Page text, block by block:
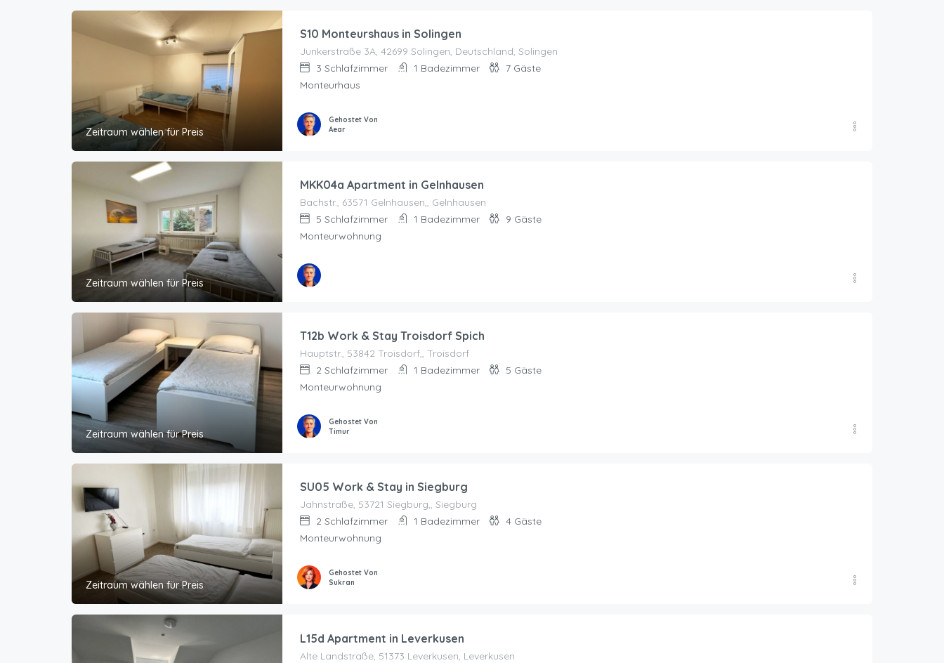
Zeitraum wählen für Preis
S10 Monteurshaus in Solingen
Junkerstraße 3A, 42699 Solingen, Deutschland, Solingen
3 Schlafzimmer 1 Badezimmer 7 Gäste
Monteurhaus
Gehostet Von
Aear
Zeitraum wählen für Preis
MKK04a Apartment in Gelnhausen
Bachstr., 63571 Gelnhausen,, Gelnhausen
5 Schlafzimmer 1 Badezimmer 9 Gäste
Monteurwohnung
Zeitraum wählen für Preis
T12b Work & Stay Troisdorf Spich
Hauptstr., 53842 Troisdorf,, Troisdorf
2 Schlafzimmer 1 Badezimmer 5 Gäste
Monteurwohnung
Gehostet Von
Timur
Zeitraum wählen für Preis
SU05 Work & Stay in Siegburg
Jahnstraße, 53721 Siegburg,, Siegburg
2 Schlafzimmer 1 Badezimmer 4 Gäste
Monteurwohnung
Gehostet Von
Sukran
L15d Apartment in Leverkusen
Alte Landstraße, 51373 Leverkusen, Leverkusen